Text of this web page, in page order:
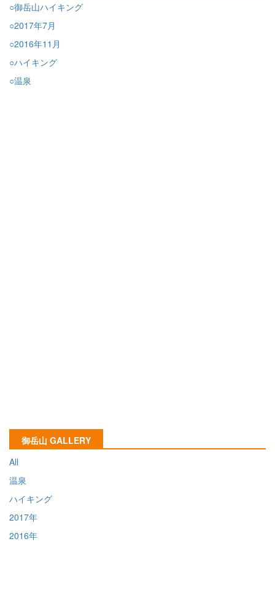
○御岳山ハイキング
○2017年7月
○2016年11月
○ハイキング
○温泉
御岳山 GALLERY
All
温泉
ハイキング
2017年
2016年